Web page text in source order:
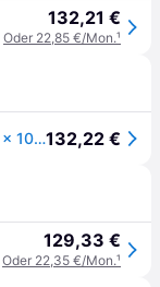
132,21 €
Oder 22,85 €/Mon.¹
Safescan SD-4617S Kassenlade – 46 × 17 × 10 cm – schwarz132,22 €
129,33 €
Oder 22,35 €/Mon.¹